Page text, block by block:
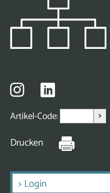
Artikel-Code: >
Drucken
> Login